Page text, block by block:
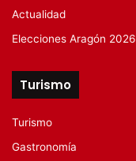
Actualidad
Elecciones Aragón 2026
Turismo
Turismo
Gastronomía